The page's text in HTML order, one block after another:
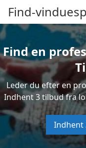
Find-
Find en
Leder du efter en
Indhent 3 tilbud fra
Indhent